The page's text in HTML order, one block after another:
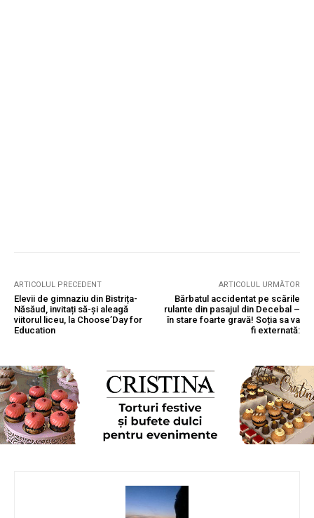
ARTICOLUL PRECEDENT
Elevii de gimnaziu din Bistrița-
Năsăud, invitați să-și aleagă
viitorul liceu, la Choose’Day for
Education
ARTICOLUL URMĂTOR
Bărbatul accidentat pe scările
rulante din pasajul din Decebal –
în stare foarte gravă! Soția sa va
fi externată: